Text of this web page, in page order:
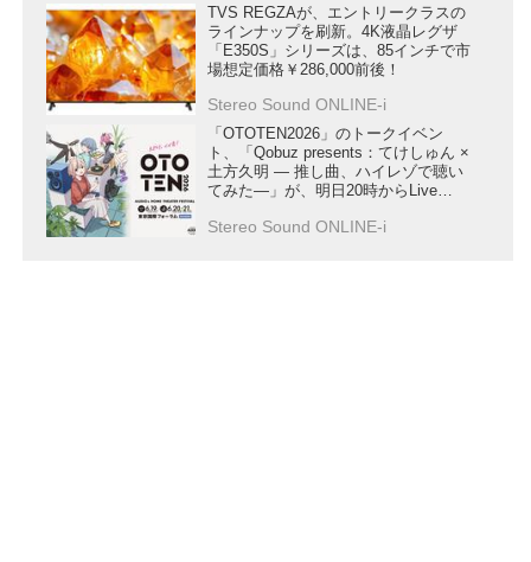
TVS REGZAが、エントリークラスの
ラインナップを刷新。4K液晶レグザ
「E350S」シリーズは、85インチで市
場想定価格￥286,000前後！
Stereo Sound ONLINE-i
「OTOTEN2026」のトークイベン
ト、「Qobuz presents：てけしゅん ×
土方久明 ― 推し曲、ハイレゾで聴い
てみた―」が、明日20時からLive
Stereo Sound ONLINE-i